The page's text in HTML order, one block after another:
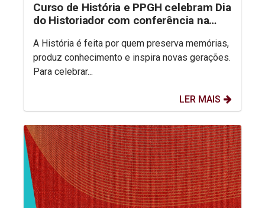
Curso de História e PPGH celebram Dia
do Historiador com conferência na
A História é feita por quem preserva memórias,
produz conhecimento e inspira novas gerações.
Para celebrar...
LER MAIS